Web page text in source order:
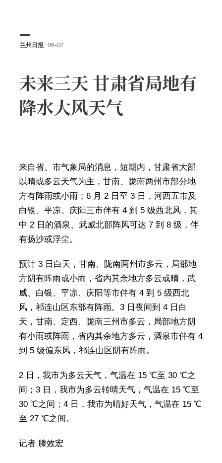
兰州日报 06-02
未来三天 甘肃省局地有
降水大风天气
来自省、市气象局的消息，短期内，甘肃省大部
以晴或多云天气为主，甘南、陇南两州市部分地
方有阵雨或小雨；6 月 2 日至 3 日，河西五市及
白银、平凉、庆阳三市伴有 4 到 5 级西北风，其
中 2 日的酒泉、武威北部阵风可达 7 到 8 级，伴
有扬沙或浮尘。
预计 3 日白天，甘南、陇南两州市多云，局部地
方阴有阵雨或小雨，省内其余地方多云或晴，武
威、白银、平凉、庆阳等市伴有 4 到 5 级西北
风，祁连山区东部有阵雨。3 日夜间到 4 日白
天，甘南、定西、陇南三州市多云，局部地方阴
有小雨或阵雨，省内其余地方多云，酒泉市伴有 4
到 5 级偏东风，祁连山区阴有阵雨。
2 日，我市为多云天气，气温在 15 ℃至 30 ℃之
间；3 日，我市为多云转晴天气，气温在 15 ℃至
30 ℃之间；4 日，我市为晴好天气，气温在 15 ℃
至 27 ℃之间。
记者 滕效宏